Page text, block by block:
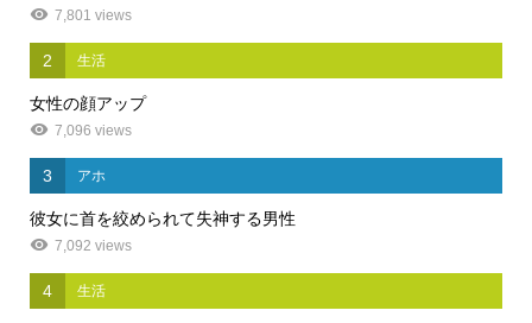
7,801 views
2 生活
女性の顔アップ
7,096 views
3 アホ
彼女に首を絞められて失神する男性
7,092 views
4 生活